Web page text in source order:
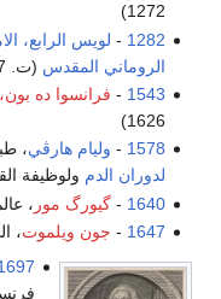
1272)
1282
- لويس الرابع،
الروماني المقدس (ت. 1347)
1543
- فرانسوا ده
1626)
1578
- وليام هارڤي،
لدوران الدم ولوظيفة
1640
-گيورگ مور ،
1647
- جون ويلموت،
فرنسي